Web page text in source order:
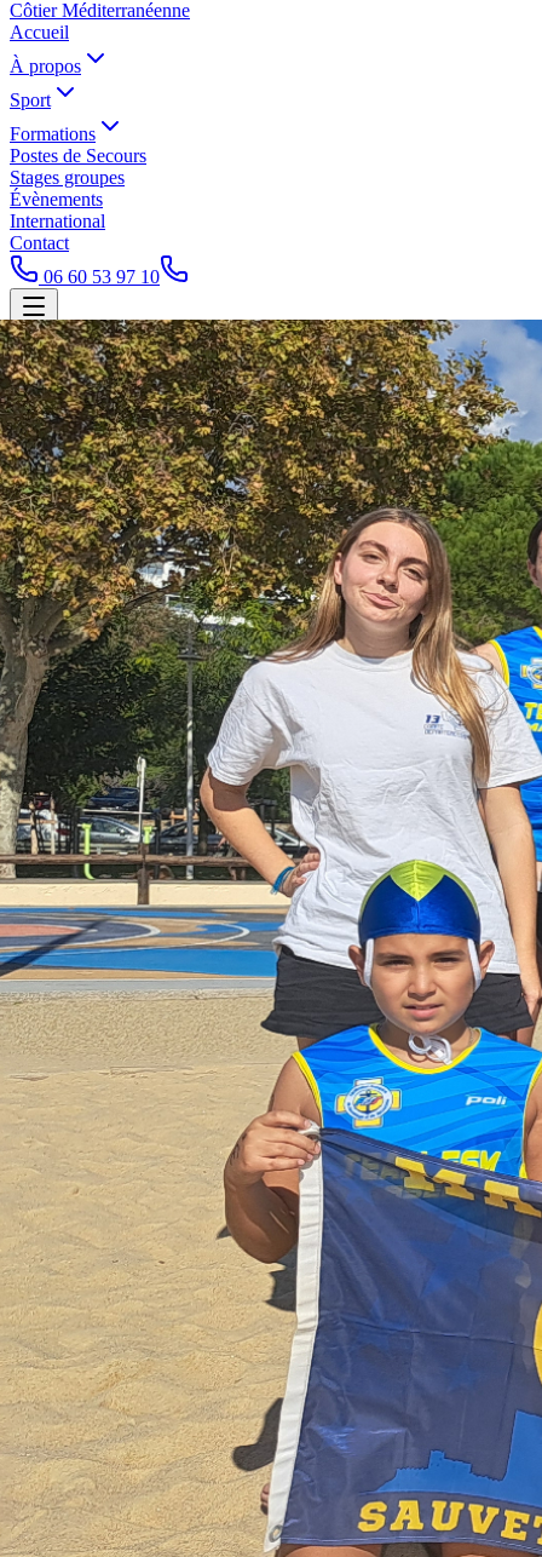
Côtier Méditerranéenne
Accueil
À propos
Sport
Formations
Postes de Secours
Stages groupes
Évènements
International
Contact
06 60 53 97 10